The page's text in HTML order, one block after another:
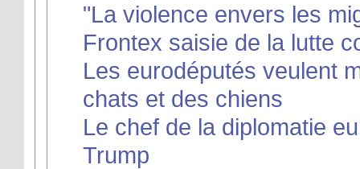
"La violence envers les
Frontex saisie de la lutte
Les eurodéputés veulent
chats et des chiens
Le chef de la diplomatie
Trump